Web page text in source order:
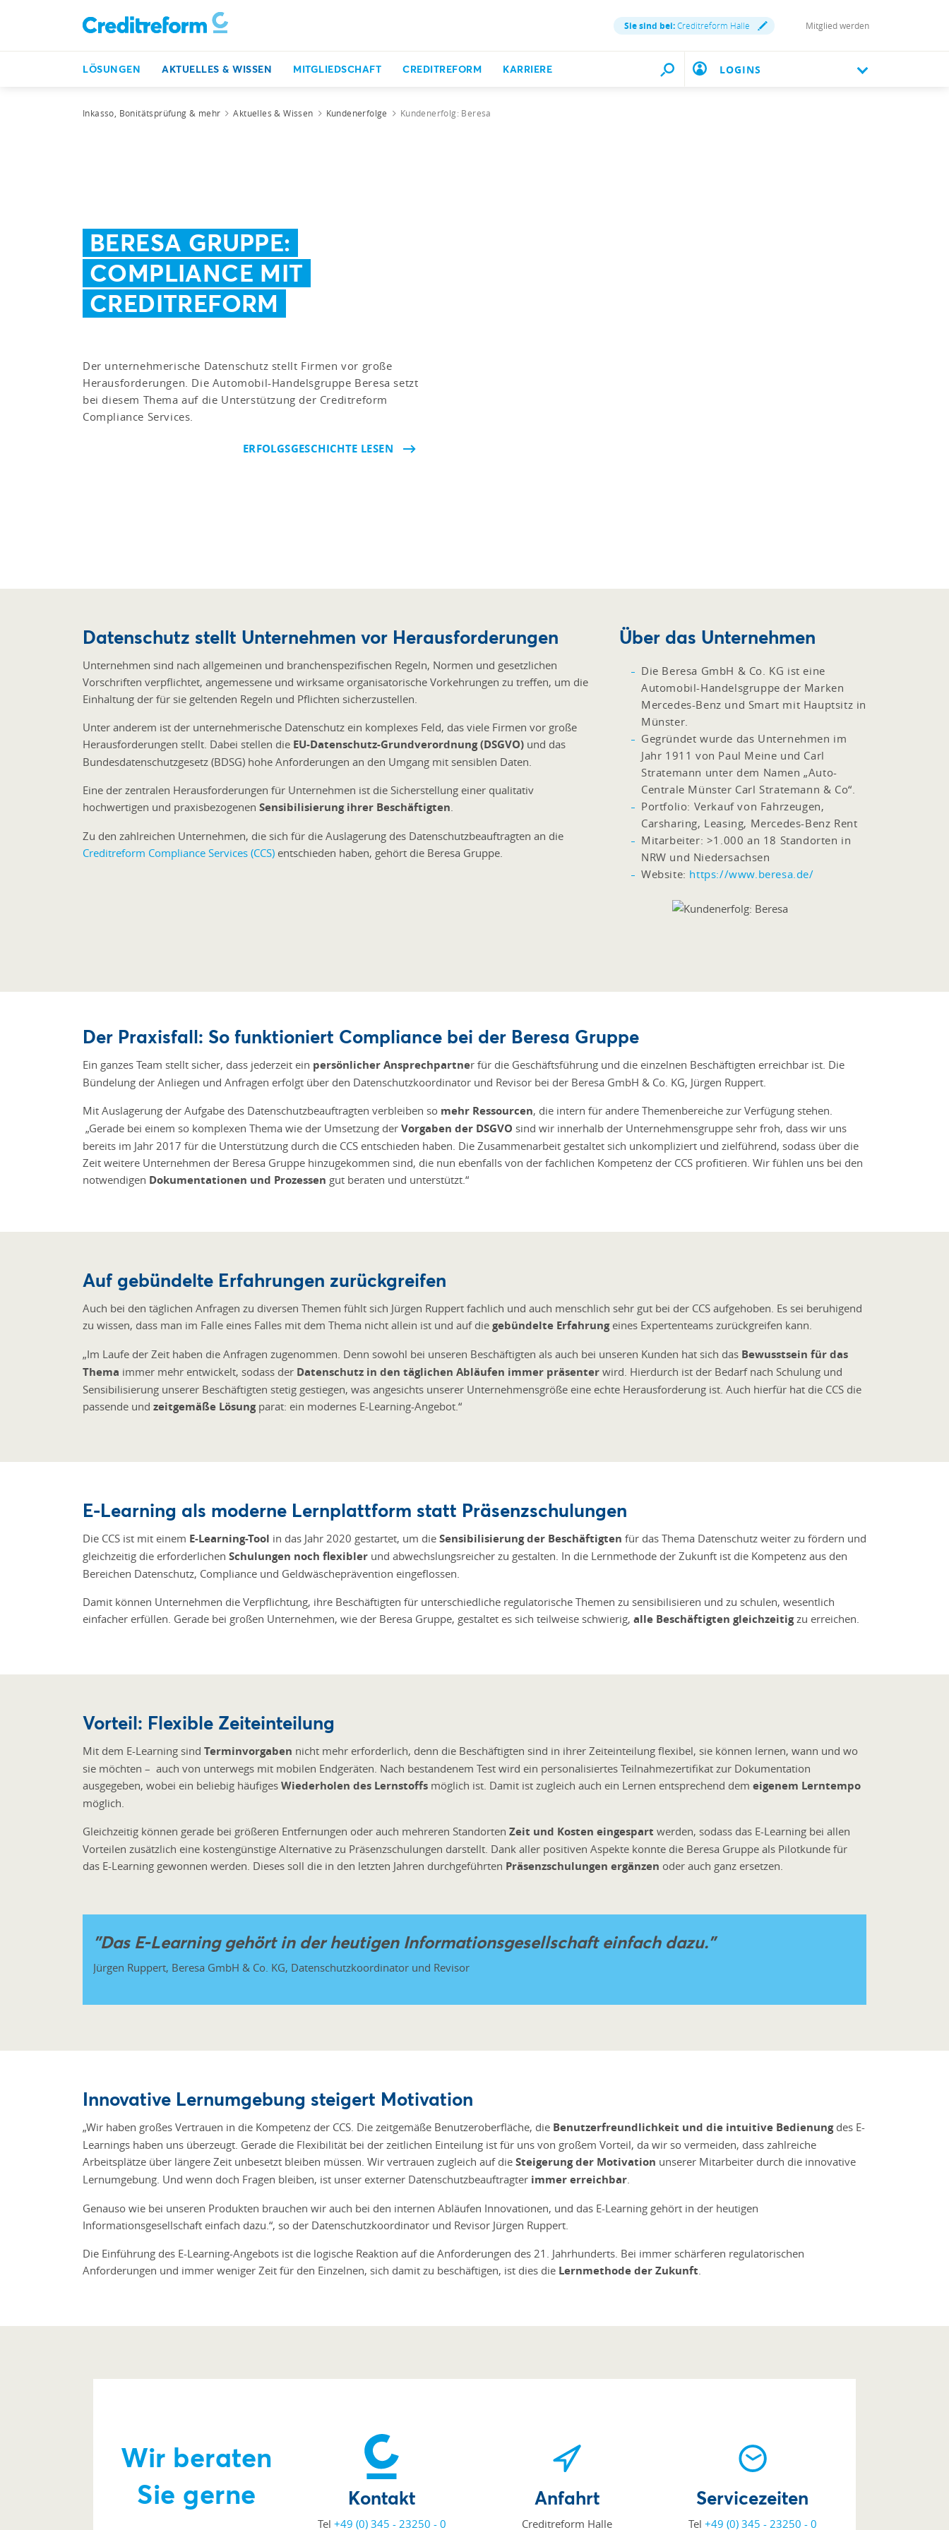
Sie sind bei:Creditreform Halle Mitglied werden
LÖSUNGEN AKTUELLES & WISSEN MITGLIEDSCHAFT CREDITREFORM KARRIERE LOGINS
Inkasso, Bonitätsprüfung & mehr Aktuelles & Wissen Kundenerfolge Kundenerfolg: Beresa
BERESA GRUPPE:
COMPLIANCE MIT
CREDITREFORM
Der unternehmerische Datenschutz stellt Firmen vor große
Herausforderungen. Die Automobil-Handelsgruppe Beresa setzt
bei diesem Thema auf die Unterstützung der Creditreform
Compliance Services.
ERFOLGSGESCHICHTE LESEN
Datenschutz stellt Unternehmen vor Herausforderungen
Unternehmen sind nach allgemeinen und branchenspezifischen Regeln, Normen und gesetzlichen
Vorschriften verpflichtet, angemessene und wirksame organisatorische Vorkehrungen zu treffen, um die
Einhaltung der für sie geltenden Regeln und Pflichten sicherzustellen.
Unter anderem ist der unternehmerische Datenschutz ein komplexes Feld, das viele Firmen vor große
Herausforderungen stellt. Dabei stellen die EU-Datenschutz-Grundverordnung (DSGVO) und das
Bundesdatenschutzgesetz (BDSG) hohe Anforderungen an den Umgang mit sensiblen Daten.
Eine der zentralen Herausforderungen für Unternehmen ist die Sicherstellung einer qualitativ
hochwertigen und praxisbezogenen Sensibilisierung ihrer Beschäftigten.
Zu den zahlreichen Unternehmen, die sich für die Auslagerung des Datenschutzbeauftragten an die
Creditreform Compliance Services (CCS) entschieden haben, gehört die Beresa Gruppe.
Über das Unternehmen
Die Beresa GmbH & Co. KG ist eine
Automobil-Handelsgruppe der Marken
Mercedes-Benz und Smart mit Hauptsitz in
Münster.
Gegründet wurde das Unternehmen im
Jahr 1911 von Paul Meine und Carl
Stratemann unter dem Namen „Auto-
Centrale Münster Carl Stratemann & Co“.
Portfolio: Verkauf von Fahrzeugen,
Carsharing, Leasing, Mercedes-Benz Rent
Mitarbeiter: >1.000 an 18 Standorten in
NRW und Niedersachsen
Website: https://www.beresa.de/
Der Praxisfall: So funktioniert Compliance bei der Beresa Gruppe
Ein ganzes Team stellt sicher, dass jederzeit ein persönlicher Ansprechpartner für die Geschäftsführung und die einzelnen Beschäftigten erreichbar ist. Die
Bündelung der Anliegen und Anfragen erfolgt über den Datenschutzkoordinator und Revisor bei der Beresa GmbH & Co. KG, Jürgen Ruppert.
Mit Auslagerung der Aufgabe des Datenschutzbeauftragten verbleiben so mehr Ressourcen, die intern für andere Themenbereiche zur Verfügung stehen.
„Gerade bei einem so komplexen Thema wie der Umsetzung der Vorgaben der DSGVO sind wir innerhalb der Unternehmensgruppe sehr froh, dass wir uns
bereits im Jahr 2017 für die Unterstützung durch die CCS entschieden haben. Die Zusammenarbeit gestaltet sich unkompliziert und zielführend, sodass über die
Zeit weitere Unternehmen der Beresa Gruppe hinzugekommen sind, die nun ebenfalls von der fachlichen Kompetenz der CCS profitieren. Wir fühlen uns bei den
notwendigen Dokumentationen und Prozessen gut beraten und unterstützt.“
Auf gebündelte Erfahrungen zurückgreifen
Auch bei den täglichen Anfragen zu diversen Themen fühlt sich Jürgen Ruppert fachlich und auch menschlich sehr gut bei der CCS aufgehoben. Es sei beruhigend
zu wissen, dass man im Falle eines Falles mit dem Thema nicht allein ist und auf die gebündelte Erfahrungeines Expertenteams zurückgreifen kann.
„Im Laufe der Zeit haben die Anfragen zugenommen. Denn sowohl bei unseren Beschäftigten als auch bei unseren Kunden hat sich das Bewusstsein für das
Thema immer mehr entwickelt, sodass der Datenschutz in den täglichen Abläufen immer präsenter wird. Hierdurch ist der Bedarf nach Schulung und
Sensibilisierung unserer Beschäftigten stetig gestiegen, was angesichts unserer Unternehmensgröße eine echte Herausforderung ist. Auch hierfür hat die CCS die
passende und zeitgemäße Lösung parat: ein modernes E-Learning-Angebot.“
E-Learning als moderne Lernplattform statt Präsenzschulungen
Die CCS ist mit einem E-Learning-Tool in das Jahr 2020 gestartet, um die Sensibilisierung der Beschäftigten für das Thema Datenschutz weiter zu fördern und
gleichzeitig die erforderlichen Schulungen noch flexibler und abwechslungsreicher zu gestalten. In die Lernmethode der Zukunft ist die Kompetenz aus den
Bereichen Datenschutz, Compliance und Geldwäscheprävention eingeflossen.
Damit können Unternehmen die Verpflichtung, ihre Beschäftigten für unterschiedliche regulatorische Themen zu sensibilisieren und zu schulen, wesentlich
einfacher erfüllen. Gerade bei großen Unternehmen, wie der Beresa Gruppe, gestaltet es sich teilweise schwierig, alle Beschäftigten gleichzeitigzu erreichen.
Vorteil: Flexible Zeiteinteilung
Mit dem E-Learning sind Terminvorgaben nicht mehr erforderlich, denn die Beschäftigten sind in ihrer Zeiteinteilung flexibel, sie können lernen, wann und wo
sie möchten – auch von unterwegs mit mobilen Endgeräten. Nach bestandenem Test wird ein personalisiertes Teilnahmezertifikat zur Dokumentation
ausgegeben, wobei ein beliebig häufiges Wiederholen des Lernstoffs möglich ist. Damit ist zugleich auch ein Lernen entsprechend dem eigenem Lerntempo
möglich.
Gleichzeitig können gerade bei größeren Entfernungen oder auch mehreren Standorten Zeit und Kosten eingespart werden, sodass das E-Learning bei allen
Vorteilen zusätzlich eine kostengünstige Alternative zu Präsenzschulungen darstellt. Dank aller positiven Aspekte konnte die Beresa Gruppe als Pilotkunde für
das E-Learning gewonnen werden. Dieses soll die in den letzten Jahren durchgeführten Präsenzschulungen ergänzen oder auch ganz ersetzen.
"Das E-Learning gehört in der heutigen Informationsgesellschaft einfach dazu."
Jürgen Ruppert, Beresa GmbH & Co. KG, Datenschutzkoordinator und Revisor
Innovative Lernumgebung steigert Motivation
„Wir haben großes Vertrauen in die Kompetenz der CCS. Die zeitgemäße Benutzeroberfläche, die Benutzerfreundlichkeit und die intuitive Bedienungdes E-
Learnings haben uns überzeugt. Gerade die Flexibilität bei der zeitlichen Einteilung ist für uns von großem Vorteil, da wir so vermeiden, dass zahlreiche
Arbeitsplätze über längere Zeit unbesetzt bleiben müssen. Wir vertrauen zugleich auf die Steigerung der Motivation unserer Mitarbeiter durch die innovative
Lernumgebung. Und wenn doch Fragen bleiben, ist unser externer Datenschutzbeauftragter immer erreichbar.
Genauso wie bei unseren Produkten brauchen wir auch bei den internen Abläufen Innovationen, und das E-Learning gehört in der heutigen
Informationsgesellschaft einfach dazu.“, so der Datenschutzkoordinator und Revisor Jürgen Ruppert.
Die Einführung des E-Learning-Angebots ist die logische Reaktion auf die Anforderungen des 21. Jahrhunderts. Bei immer schärferen regulatorischen
Anforderungen und immer weniger Zeit für den Einzelnen, sich damit zu beschäftigen, ist dies die Lernmethode der Zukunft.
Wir beraten
Sie gerne
Kontakt
Tel +49 (0) 345 - 23250 - 0
Anfahrt
Creditreform Halle
Servicezeiten
Tel +49 (0) 345 - 23250 - 0